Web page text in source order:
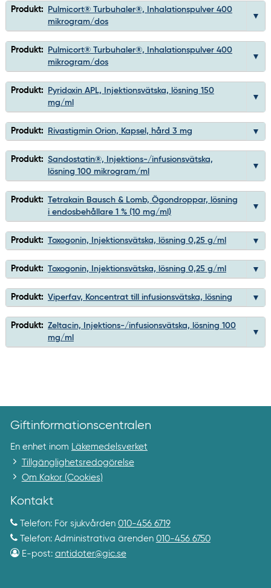
Produkt:
Pulmicort® Turbuhaler®, Inhalationspulver 400
mikrogram/dos
Produkt:
Pulmicort® Turbuhaler®, Inhalationspulver 400
mikrogram/dos
Produkt:
Pyridoxin APL, Injektionsvätska, lösning 150
mg/ml
Produkt: Rivastigmin Orion, Kapsel, hård 3 mg
Produkt: Sandostatin®, Injektions-/infusionsvätska,
lösning 100 mikrogram/ml
Produkt: Tetrakain Bausch & Lomb, Ögondroppar, lösning
i endosbehållare 1 % (10 mg/ml)
Produkt: Toxogonin, Injektionsvätska, lösning 0,25 g/ml
Produkt: Toxogonin, Injektionsvätska, lösning 0,25 g/ml
Produkt: Viperfav, Koncentrat till infusionsvätska, lösning
Produkt: Zeltacin, Injektions-/infusionsvätska, lösning 100
mg/ml
Giftinformationscentralen
En enhet inom Läkemedelsverket
Tillgänglighetsredogörelse
Om Kakor (Cookies)
Kontakt
Telefon: För sjukvården 010-456 6719
Telefon: Administrativa ärenden 010-456 6750
E-post: antidoter@gic.se